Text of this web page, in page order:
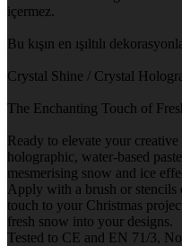
içermez.
Bu kışın en ışıltılı
Crystal Shine / Crystal
The Enchanting Touch of
Ready to elevate your
holographic, water-based
mesmerising snow and ice
Apply with a brush or stencils
touch to your Christmas
fresh snow into your designs.
Tested to CE and EN 71/3,